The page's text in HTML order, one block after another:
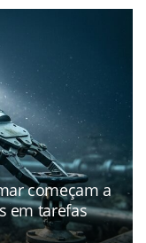
começam a
em tarefas